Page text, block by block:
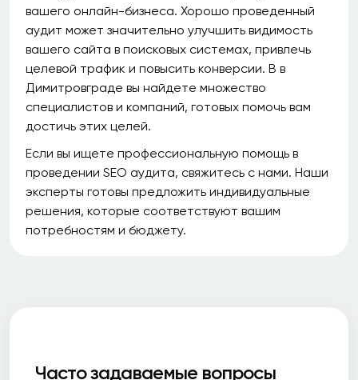
вашего онлайн-бизнеса. Хорошо проведенный
аудит может значительно улучшить видимость
вашего сайта в поисковых системах, привлечь
целевой трафик и повысить конверсии. В в
Димитровграде вы найдете множество
специалистов и компаний, готовых помочь вам
достичь этих целей.
Если вы ищете профессиональную помощь в
проведении SEO аудита, свяжитесь с нами. Наши
эксперты готовы предложить индивидуальные
решения, которые соответствуют вашим
потребностям и бюджету.
Часто задаваемые вопросы